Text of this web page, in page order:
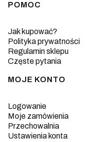
POMOC
Jak kupować?
Polityka prywatności
Regulamin sklepu
Częste pytania
MOJE KONTO
Logowanie
Moje zamówienia
Przechowalnia
Ustawienia konta